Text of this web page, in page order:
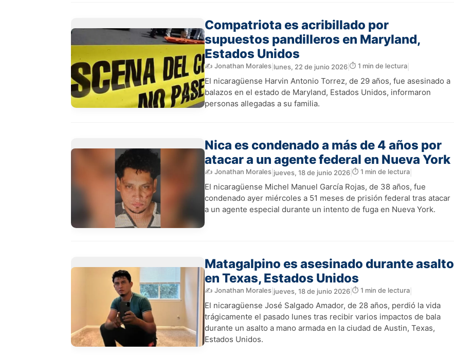
Compatriota es acribillado por
supuestos pandilleros en Maryland,
Estados Unidos
✍️ Jonathan Morales lunes, 22 de junio 2026 ⏱️ 1 min de lectura
El nicaragüense Harvin Antonio Torrez, de 29 años, fue asesinado a
balazos en el estado de Maryland, Estados Unidos, informaron
personas allegadas a su familia.
Nica es condenado a más de 4 años por
atacar a un agente federal en Nueva York
✍️ Jonathan Morales jueves, 18 de junio 2026 ⏱️ 1 min de lectura
El nicaragüense Michel Manuel García Rojas, de 38 años, fue
condenado ayer miércoles a 51 meses de prisión federal tras atacar
a un agente especial durante un intento de fuga en Nueva York.
Matagalpino es asesinado durante asalto
en Texas, Estados Unidos
✍️ Jonathan Morales jueves, 18 de junio 2026 ⏱️ 1 min de lectura
El nicaragüense José Salgado Amador, de 28 años, perdió la vida
trágicamente el pasado lunes tras recibir varios impactos de bala
durante un asalto a mano armada en la ciudad de Austin, Texas,
Estados Unidos.